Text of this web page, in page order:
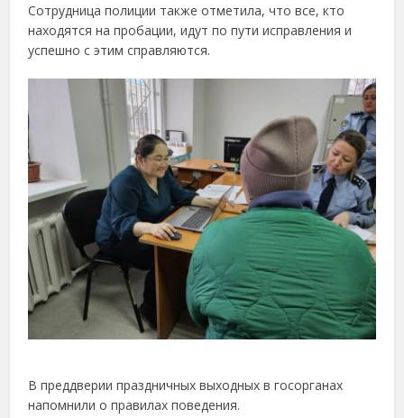
Сотрудница полиции также отметила, что все, кто
находятся на пробации, идут по пути исправления и
успешно с этим справляются.
В преддверии праздничных выходных в госорганах
напомнили о правилах поведения.